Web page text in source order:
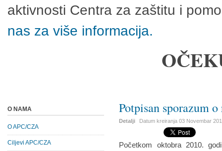
aktivnosti Centra za zaštitu i
nas za više informacija.
Potpisan sporazum
Detalji Datum kreiranja03 Novembar
Početkom oktobra 2010.
O NAMA
O APC/CZA
Ciljevi APC/CZA